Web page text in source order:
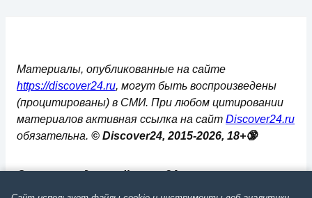
Сетевое издание discover24.ru
зарегистрировано в Федеральной службе по
Материалы, опубликованные на сайте
https://discover24.ru, могут быть воспроизведены
(процитированы) в СМИ. При любом цитировании
материалов активная ссылка на сайт Discover24.ru
обязательна. © Discover24, 2015-2026, 18+🔞